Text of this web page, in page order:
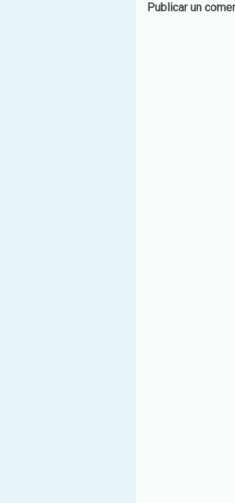
Publicar un